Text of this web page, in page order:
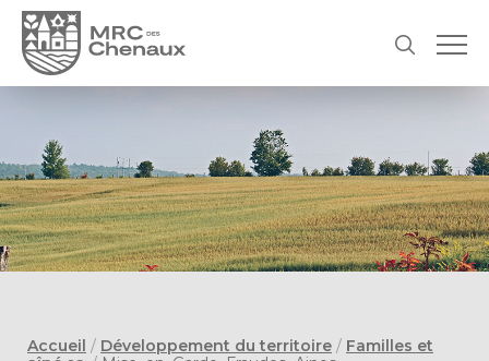
Accueil / Développement du territoire / Familles et